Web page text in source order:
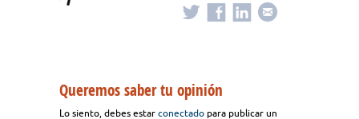
Queremos saber tu opinión
Lo siento, debes estar conectado para publicar un